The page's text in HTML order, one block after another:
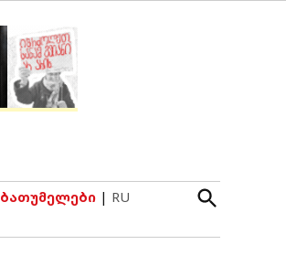
ბათუმელები | RU
Open
Search